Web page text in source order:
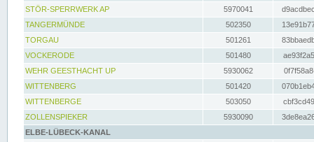
STÖR-SPERRWERK AP 5970041
TANGERMÜNDE
502350
TORGAU
501261
VOCKERODE
501480
WEHR GEESTHACHT UP
5930062
WITTENBERG
501420
WITTENBERGE
503050
ZOLLENSPIEKER
5930090
ELBE-LÜBECK-KANAL